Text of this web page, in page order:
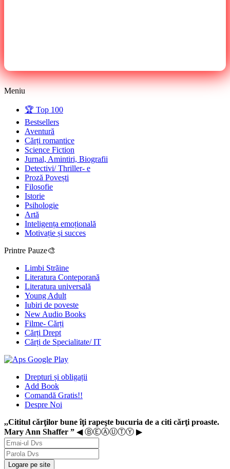
Meniu
🏆 Top 100
Bestsellers
Aventură
Cărți romantice
Science Fiction
Jurnal, Amintiri, Biografii
Detectivi/ Thriller- e
Proză Povești
Filosofie
Istorie
Psihologie
Artă
Inteligența emoțională
Motivație și succes
Printre Pauze🎨
Limbi Străine
Literatura Conteporană
Literatura universală
Young Adult
Iubiri de poveste
New Audio Books
Filme- Cărți
Cărți Drept
Cărți de Specialitate/ IT
Drepturi și obligații
Add Book
Comandă Gratis!!
Despre Noi
,,Cititul cărţilor bune îţi rapeşte bucuria de a citi cărţi proaste.
Mary Ann Shaffer ” ◀ ⒷⒺⒶⓊⓉⓎ ▶
Logare pe site